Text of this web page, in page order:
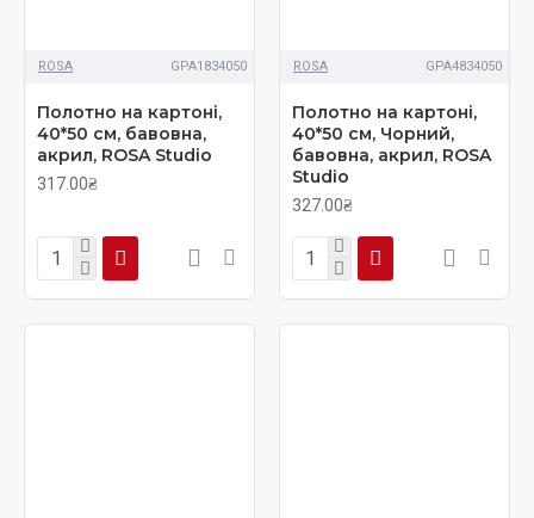
ROSA GPA1834050
Полотно на картоні,
40*50 см, бавовна,
акрил, ROSA Studio
317.00₴
ROSA GPA4834050
Полотно на картоні,
40*50 см, Чорний,
бавовна, акрил, ROSA
Studio
327.00₴